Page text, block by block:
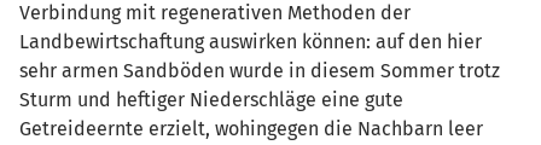
Verbindung mit regenerativen Methoden der
Landbewirtschaftung auswirken können: auf den hier
sehr armen Sandböden wurde in diesem Sommer trotz
Sturm und heftiger Niederschläge eine gute
Getreideernte erzielt, wohingegen die Nachbarn leer